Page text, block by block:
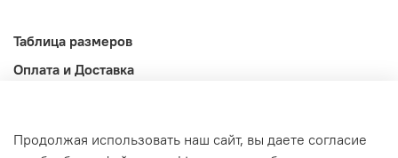
Таблица размеров
Оплата и Доставка
Продолжая использовать наш сайт, вы даете согласие